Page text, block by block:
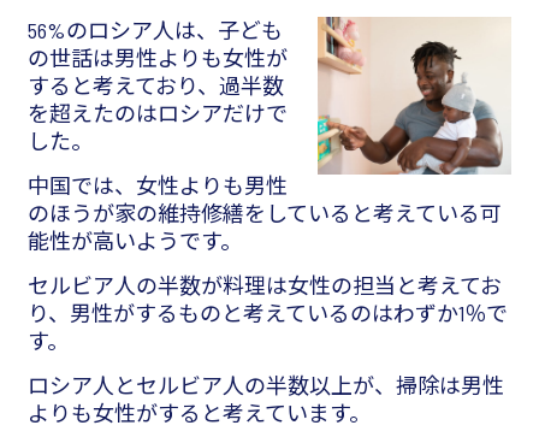
56%のロシア人は、子ども
の世話は男性よりも女性が
すると考えており、過半数
を超えたのはロシアだけで
した。
中国では、女性よりも男性
のほうが家の維持修繕をしていると考えている可
能性が高いようです。
セルビア人の半数が料理は女性の担当と考えてお
り、男性がするものと考えているのはわずか1％で
す。
ロシア人とセルビア人の半数以上が、掃除は男性
よりも女性がすると考えています。